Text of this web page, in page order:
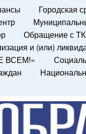
Городская
Обращение с
и (или)
ВСЕМ!»